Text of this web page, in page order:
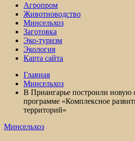
Агропром
Животноводство
Минсельхоз
Заготовка
Эко-туризм
Экология
Карта сайта
Главная
Минсельхоз
В Приангарье построили новую
программе «Комплексное
территорий»
Минсельхоз